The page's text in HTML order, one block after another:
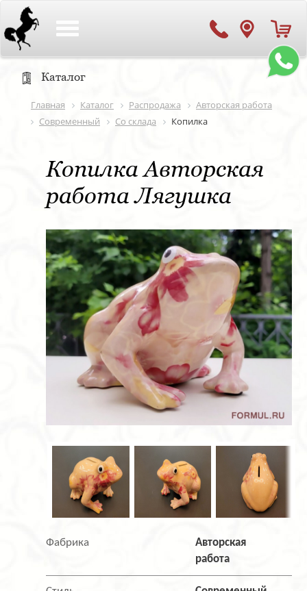
Каталог
Главная Каталог Распродажа
Авторская работа
Современный
Со склада Копилка
Копилка Авторская
работа Лягушка
Фабрика
Авторская
работа